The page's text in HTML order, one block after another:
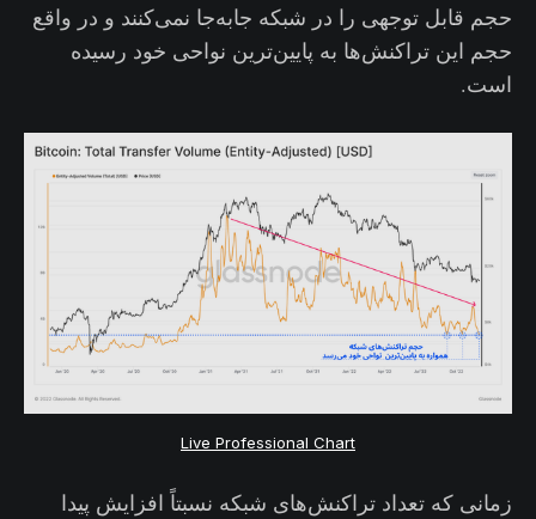
حجم قابل توجهی را در شبکه جا‌به‌جا نمی‌کنند و در واقع
حجم این تراکنش‌ها به پایین‌ترین نواحی خود رسیده
است.
Live Professional Chart
زمانی که تعداد تراکنش‌های شبکه نسبتاً افزایش پیدا